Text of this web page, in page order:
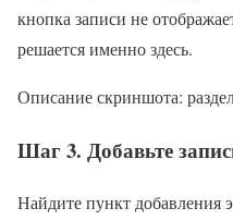
кнопка записи не
решается именно здесь.
Описание скриншота:
Шаг 3. Добавьте
Найдите пункт добавления